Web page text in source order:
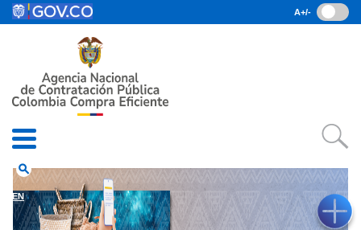
Pasar al contenido principal
• Consulta RUES
• Preguntas Frecuentes
search
EN
A+/-